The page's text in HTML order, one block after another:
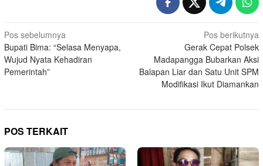
Navigasi
pos
Pos sebelumnya
Bupati Bima: “Selasa Menyapa,
Wujud Nyata Kehadiran
Pemerintah”
Pos berikutnya
Gerak Cepat Polsek
Madapangga Bubarkan Aksi
Balapan Liar dan Satu Unit SPM
Modifikasi Ikut Diamankan
POS TERKAIT